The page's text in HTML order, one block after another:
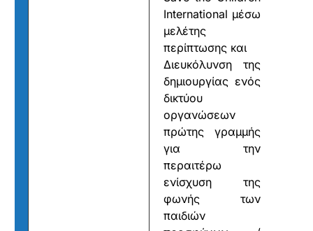
International μέσω
μελέτης
περίπτωσης και
Διευκόλυνση της
δημιουργίας ενός
δικτύου
οργανώσεων
πρώτης γραμμής
για την
περαιτέρω
ενίσχυση της
φωνής των
παιδιών